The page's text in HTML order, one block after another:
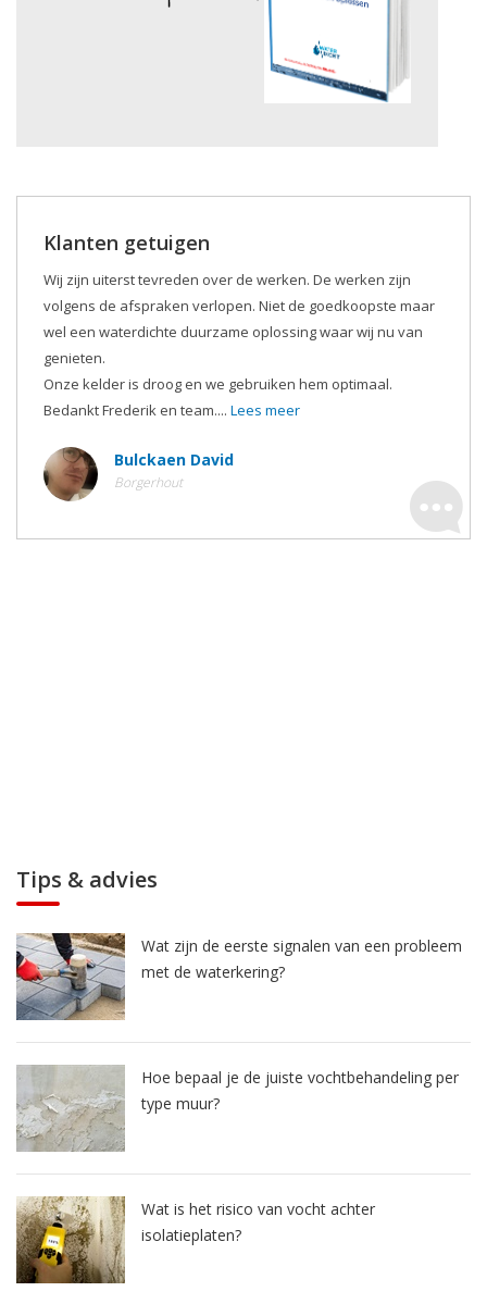
Klanten getuigen
Wij zijn uiterst tevreden over de werken. De werken zijn
volgens de afspraken verlopen. Niet de goedkoopste maar
wel een waterdichte duurzame oplossing waar wij nu van
genieten.
Onze kelder is droog en we gebruiken hem optimaal.
Bedankt Frederik en team.... Lees meer
Bulckaen David
Borgerhout
Tips & advies
Wat zijn de eerste signalen van een probleem
met de waterkering?
Hoe bepaal je de juiste vochtbehandeling per
type muur?
Wat is het risico van vocht achter
isolatieplaten?